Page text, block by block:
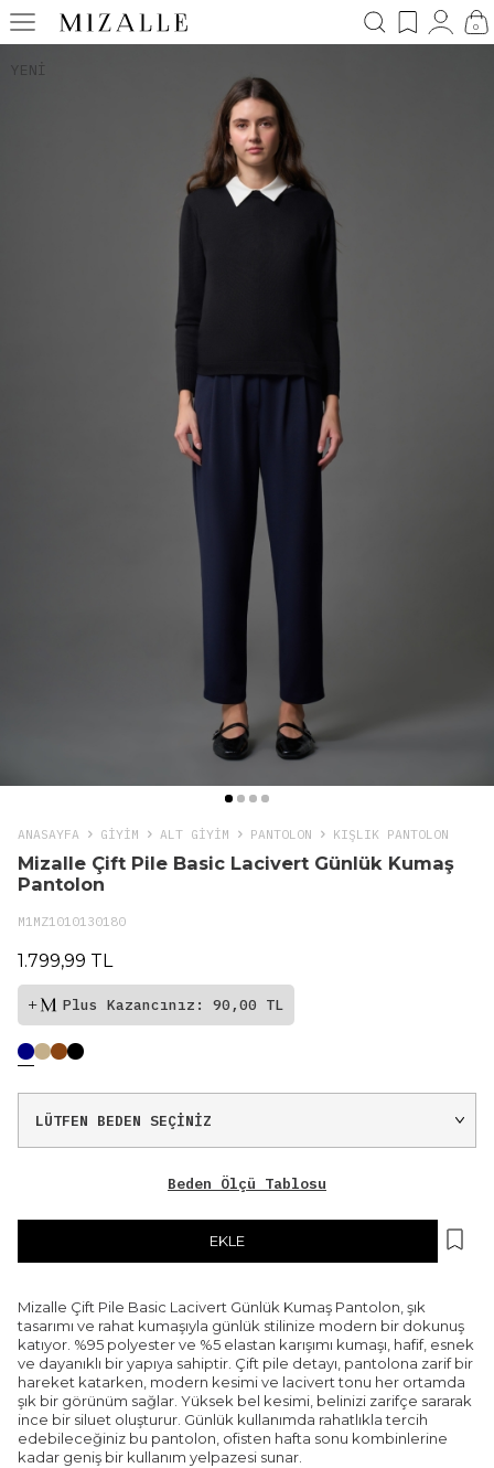
0
YENI
ANASAYFA GIYIM ALT GİYİM PANTOLON KIŞLIK PANTOLON
Mizalle Çift Pile Basic Lacivert Günlük Kumaş
Pantolon
M1MZ1010130180
1.799,99 TL
Plus Kazancınız: 90,00 TL
Beden Ölçü Tablosu
EKLE
Mizalle Çift Pile Basic Lacivert Günlük Kumaş Pantolon, şık
tasarımı ve rahat kumaşıyla günlük stilinize modern bir dokunuş
katıyor. %95 polyester ve %5 elastan karışımı kumaşı, hafif, esnek
ve dayanıklı bir yapıya sahiptir. Çift pile detayı, pantolona zarif bir
hareket katarken, modern kesimi ve lacivert tonu her ortamda
şık bir görünüm sağlar. Yüksek bel kesimi, belinizi zarifçe sararak
ince bir siluet oluşturur. Günlük kullanımda rahatlıkla tercih
edebileceğiniz bu pantolon, ofisten hafta sonu kombinlerine
kadar geniş bir kullanım yelpazesi sunar.